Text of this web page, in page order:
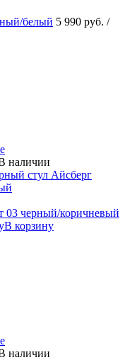
белый 5 990 руб. /
наличии
03 черный/коричневый
В корзину
наличии